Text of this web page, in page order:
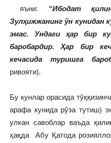
яъни: “Ибодат
Зулҳижжанинг ўн кунидан
эмас. Ундаги ҳар бир
баробардир. Ҳар бир
кечасида туришга
ривояти).
Бу кунлар орасида
арафа кунида рўза тутиш)
улкан савоблар ваъда
ҳақда Абу Қатода